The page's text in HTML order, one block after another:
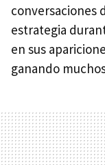
conversaciones
estrategia
en sus
ganando